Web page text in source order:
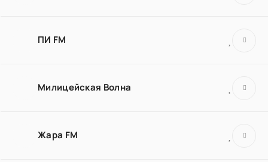
ПИ FM
Милицейская Волна
Жара FM